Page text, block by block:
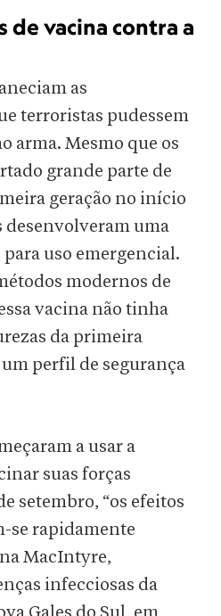
de vacina contra a
as
terroristas pudessem
arma. Mesmo que os
grande parte de
geração no início
desenvolveram uma
uso emergencial.
modernos de
vacina não tinha
da primeira
perfil de segurança
a usar a
suas forças
setembro, “os efeitos
se rapidamente
MacIntyre,
infecciosas da